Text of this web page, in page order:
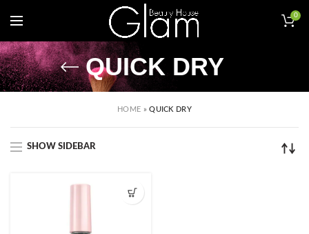
0
QUICK DRY
HOME »QUICK DRY
SHOW SIDEBAR